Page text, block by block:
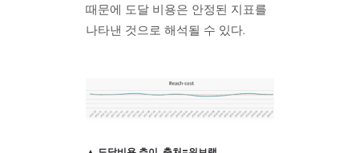
때문에 도달 비용은 안정된 지표를
나타낸 것으로 해석될 수 있다.